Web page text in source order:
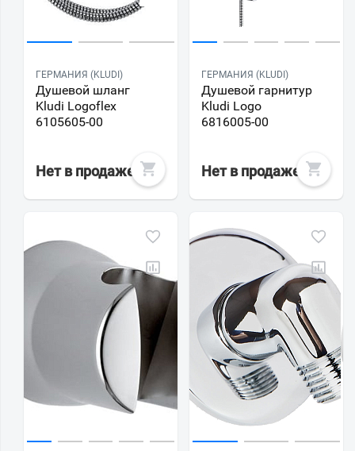
ГЕРМАНИЯ (KLUDI)
Душевой шланг
Kludi Logoflex
6105605-00
Нет в продаже
ГЕРМАНИЯ (KLUDI)
Душевой гарнитур
Kludi Logo
6816005-00
Нет в продаже